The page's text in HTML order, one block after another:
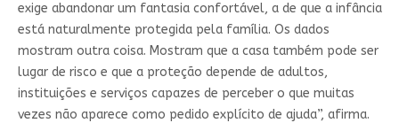
exige abandonar um fantasia confortável, a de que a infância
está naturalmente protegida pela família. Os dados
mostram outra coisa. Mostram que a casa também pode ser
lugar de risco e que a proteção depende de adultos,
instituições e serviços capazes de perceber o que muitas
vezes não aparece como pedido explícito de ajuda”, afirma.